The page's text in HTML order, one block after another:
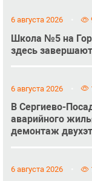
6 августа 2026
Школа №5 на
здесь
6 августа 2026
В Сергиево-
аварийного
демонтаж
6 августа 2026